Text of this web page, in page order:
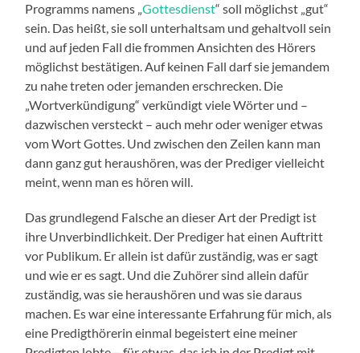
Programms namens „Gottesdienst“ soll möglichst „gut“
sein. Das heißt, sie soll unterhaltsam und gehaltvoll sein
und auf jeden Fall die frommen Ansichten des Hörers
möglichst bestätigen. Auf keinen Fall darf sie jemandem
zu nahe treten oder jemanden erschrecken. Die
„Wortverkündigung“ verkündigt viele Wörter und –
dazwischen versteckt – auch mehr oder weniger etwas
vom Wort Gottes. Und zwischen den Zeilen kann man
dann ganz gut heraushören, was der Prediger vielleicht
meint, wenn man es hören will.
Das grundlegend Falsche an dieser Art der Predigt ist
ihre Unverbindlichkeit. Der Prediger hat einen Auftritt
vor Publikum. Er allein ist dafür zuständig, was er sagt
und wie er es sagt. Und die Zuhörer sind allein dafür
zuständig, was sie heraushören und was sie daraus
machen. Es war eine interessante Erfahrung für mich, als
eine Predigthörerin einmal begeistert eine meiner